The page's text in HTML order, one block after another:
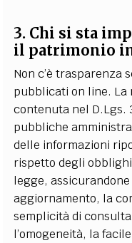
3. Chi si sta
il patrimonio
Non c’è trasparenza
pubblicati on line. La
contenuta nel D.Lgs.
pubbliche
delle informazioni
rispetto degli
legge,
aggiornamento, la
semplicità di
l’omogeneità, la